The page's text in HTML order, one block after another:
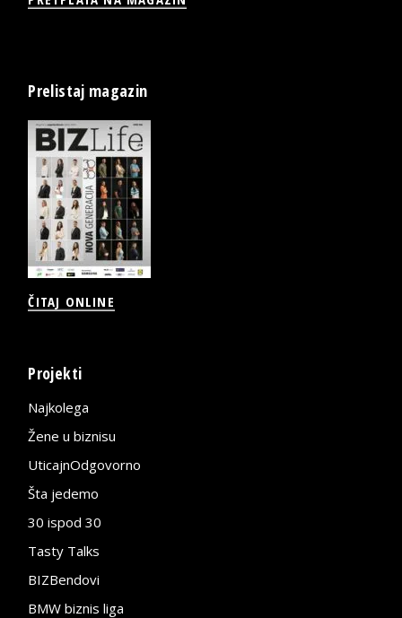
Prelistaj magazin
ČITAJ ONLINE
Projekti
Najkolega
Žene u biznisu
UticajnOdgovorno
Šta jedemo
30 ispod 30
Tasty Talks
BIZBendovi
BMW biznis liga